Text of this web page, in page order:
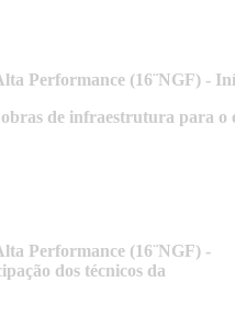
Performance (16¨NGF) -
de infraestrutura para o
Performance (16¨NGF) -
dos técnicos da